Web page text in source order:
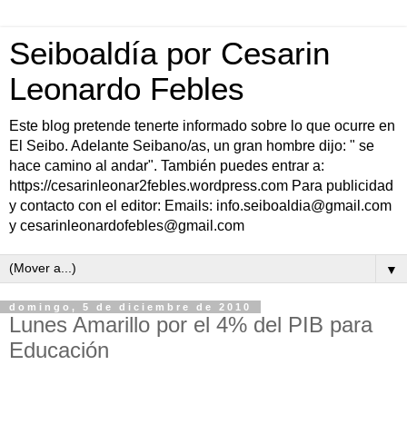
Seiboaldía por Cesarin
Leonardo Febles
Este blog pretende tenerte informado sobre lo que ocurre en
El Seibo. Adelante Seibano/as, un gran hombre dijo: " se
hace camino al andar". También puedes entrar a:
https://cesarinleonar2febles.wordpress.com Para publicidad
y contacto con el editor: Emails: info.seiboaldia@gmail.com
y cesarinleonardofebles@gmail.com
▼
domingo, 5 de diciembre de 2010
Lunes Amarillo por el 4% del PIB para
Educación